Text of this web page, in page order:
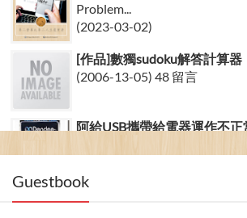
Problem...
(2023-03-02)
[作品]數獨sudoku解答計算器
(2006-13-05) 48 留言
阿給USB攜帶給電器運作不正
Guestbook